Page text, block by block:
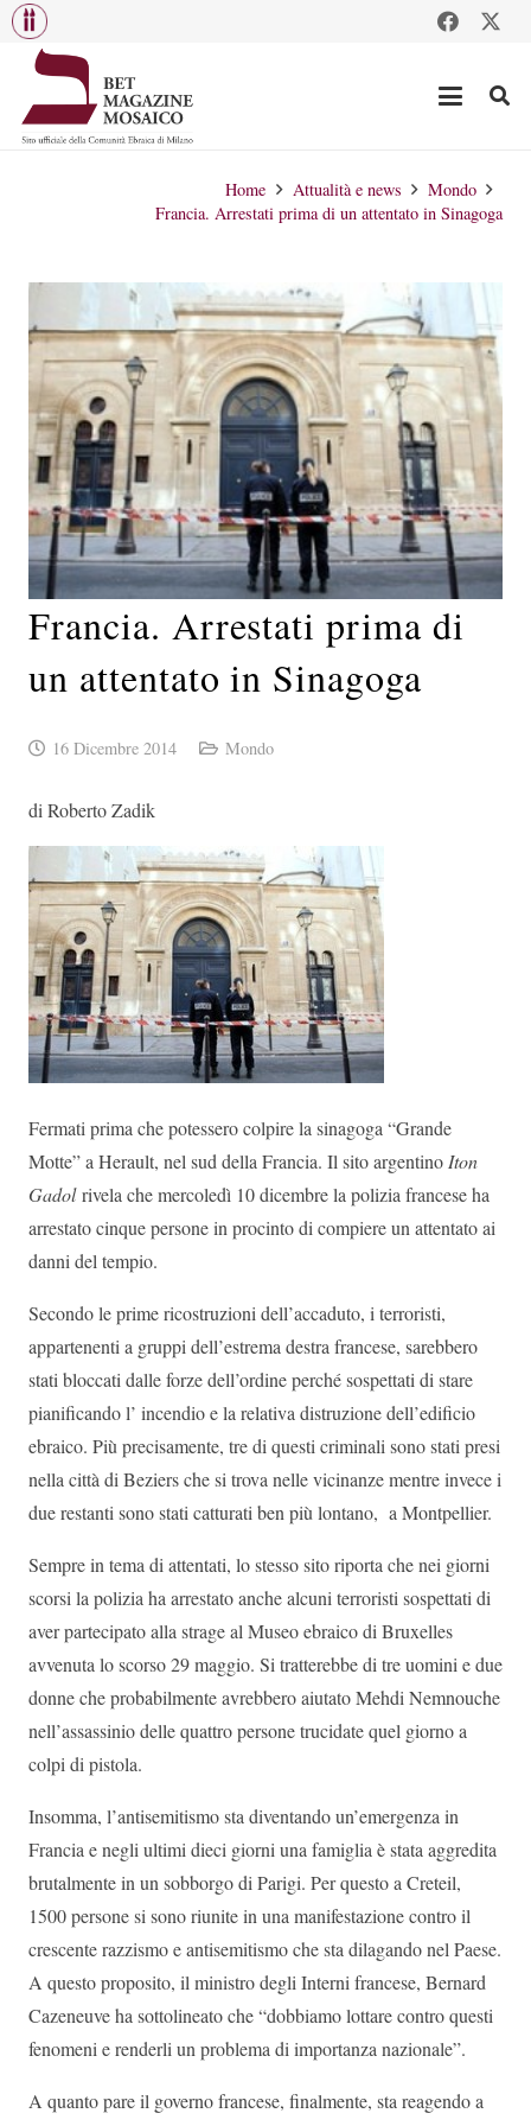
Home Attualità e news
Mondo
Francia. Arrestati prima di un attentato in Sinagoga
Francia. Arrestati prima di
un attentato in Sinagoga
16 Dicembre 2014 Mondo
di Roberto Zadik
Fermati prima che potessero colpire la sinagoga “Grande
Motte” a Herault, nel sud della Francia. Il sito argentino Iton
Gadolrivela che mercoledì 10 dicembre la polizia francese ha
arrestato cinque persone in procinto di compiere un attentato ai
danni del tempio.
Secondo le prime ricostruzioni dell’accaduto, i terroristi,
appartenenti a gruppi dell’estrema destra francese, sarebbero
stati bloccati dalle forze dell’ordine perché sospettati di stare
pianificando l’ incendio e la relativa distruzione dell’edificio
ebraico. Più precisamente, tre di questi criminali sono stati presi
nella città di Beziers che si trova nelle vicinanze mentre invece i
due restanti sono stati catturati ben più lontano, a Montpellier.
Sempre in tema di attentati, lo stesso sito riporta che nei giorni
scorsi la polizia ha arrestato anche alcuni terroristi sospettati di
aver partecipato alla strage al Museo ebraico di Bruxelles
avvenuta lo scorso 29 maggio. Si tratterebbe di tre uomini e due
donne che probabilmente avrebbero aiutato Mehdi Nemnouche
nell’assassinio delle quattro persone trucidate quel giorno a
colpi di pistola.
Insomma, l’antisemitismo sta diventando un’emergenza in
Francia e negli ultimi dieci giorni una famiglia è stata aggredita
brutalmente in un sobborgo di Parigi. Per questo a Creteil,
1500 persone si sono riunite in una manifestazione contro il
crescente razzismo e antisemitismo che sta dilagando nel Paese.
A questo proposito, il ministro degli Interni francese, Bernard
Cazeneuve ha sottolineato che “dobbiamo lottare contro questi
fenomeni e renderli un problema di importanza nazionale”.
A quanto pare il governo francese, finalmente, sta reagendo a